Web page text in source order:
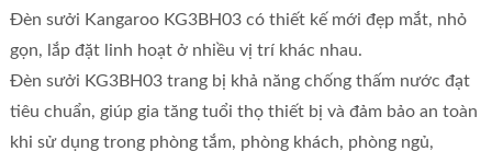
Đèn sưởi Kangaroo KG3BH03 có thiết kế mới đẹp mắt, nhỏ
gọn, lắp đặt linh hoạt ở nhiều vị trí khác nhau.
Đèn sưởi KG3BH03 trang bị khả năng chống thấm nước đạt
tiêu chuẩn, giúp gia tăng tuổi thọ thiết bị và đảm bảo an toàn
khi sử dụng trong phòng tắm, phòng khách, phòng ngủ,